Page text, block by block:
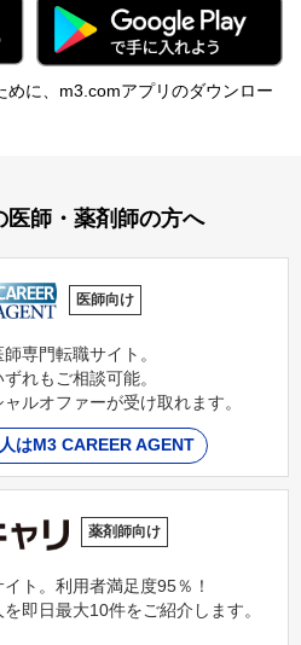
めに、m3.comアプリのダウンロー
医師・薬剤師の方へ
医師向け
専門転職サイト。
れもご相談可能。
ルオファーが受け取れます。
はM3 CAREER AGENT
薬剤師向け
ト。利用者満足度95％！
即日最大10件をご紹介します。